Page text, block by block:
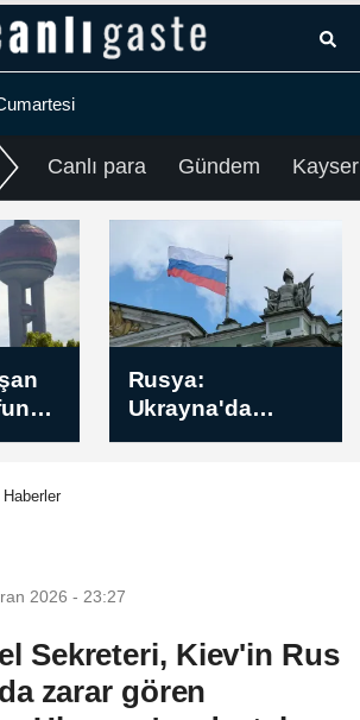
Canlı para Gündem
Çeyrek Altın Kaç
TL? Bugün
Çeyrek Altın
2026 - 23:27
Sekreteri, Kiev'in Rus
zarar gören